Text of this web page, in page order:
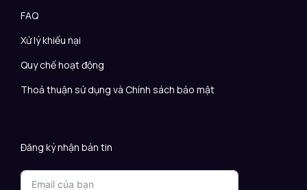
FAQ
Xử lý khiếu nại
Quy chế hoạt động
Thoả thuận sử dụng và Chính sách bảo mật
Đăng ký nhận bản tin